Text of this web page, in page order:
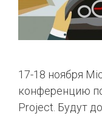
17-18 ноября
конференцию
Project. Будут